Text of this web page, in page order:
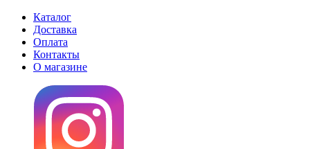
Каталог
Доставка
Оплата
Контакты
О магазине